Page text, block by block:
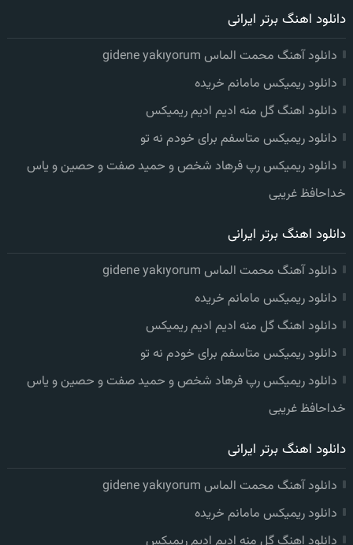
دانلود اهنگ برتر ایرانی
دانلود آهنگ محمت الماس gidene yakıyorum
دانلود ریمیکس مامانم خریده
دانلود اهنگ گل منه ادیم ادیم ریمیکس
دانلود ریمیکس متاسفم برای خودم نه تو
دانلود ریمیکس رپ فرهاد شخص و حمید صفت و حصین و یاس
خداحافظ غریبی
دانلود اهنگ برتر ایرانی
دانلود آهنگ محمت الماس gidene yakıyorum
دانلود ریمیکس مامانم خریده
دانلود اهنگ گل منه ادیم ادیم ریمیکس
دانلود ریمیکس متاسفم برای خودم نه تو
دانلود ریمیکس رپ فرهاد شخص و حمید صفت و حصین و یاس
خداحافظ غریبی
دانلود اهنگ برتر ایرانی
دانلود آهنگ محمت الماس gidene yakıyorum
دانلود ریمیکس مامانم خریده